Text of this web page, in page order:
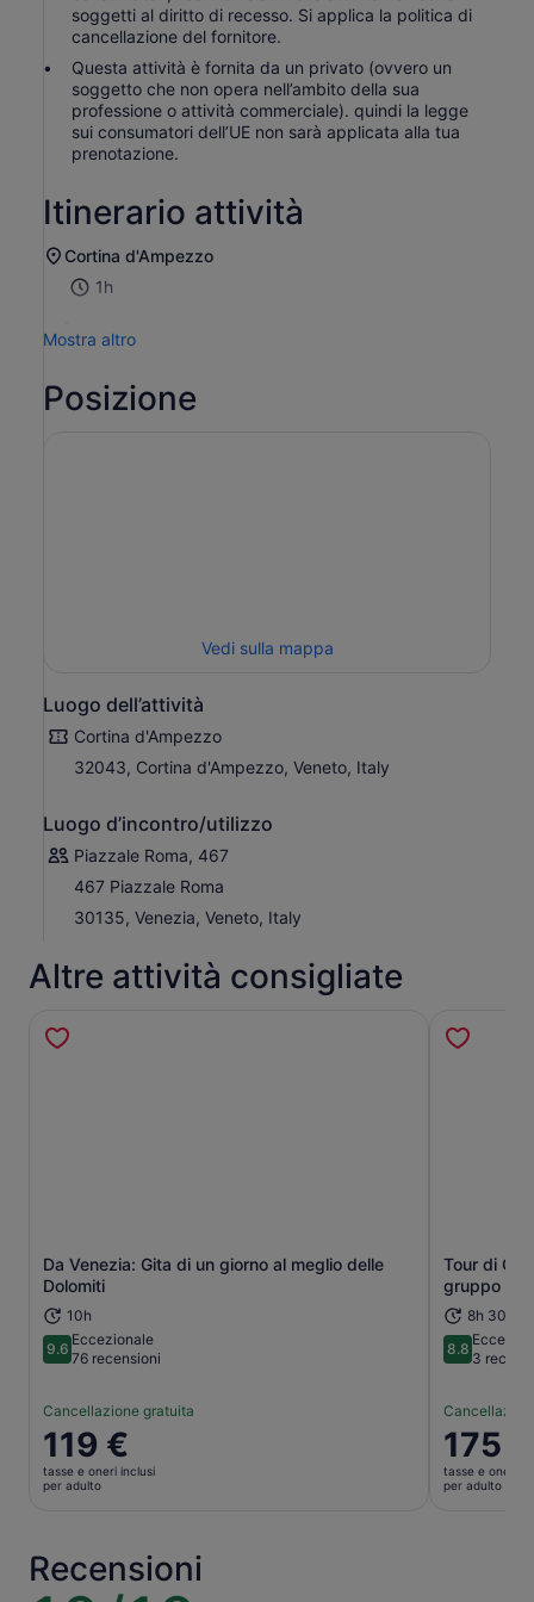
soggetti al diritto di recesso. Si applica la politica di
cancellazione del fornitore.
Questa attività è fornita da un privato (ovvero un
soggetto che non opera nell’ambito della sua
professione o attività commerciale). quindi la legge
sui consumatori dell’UE non sarà applicata alla tua
prenotazione.
Itinerario attività
Cortina d'Ampezzo
1h
Mostra altro
Posizione
Vedi sulla mappa
Luogo dell’attività
Cortina d'Ampezzo
32043, Cortina d'Ampezzo, Veneto, Italy
Luogo d’incontro/utilizzo
Piazzale Roma, 467
467 Piazzale Roma
30135, Venezia, Veneto, Italy
Altre attività consigliate
Da Venezia: Gita di un giorno al meglio delle
Dolomiti
10h
9.69.6 su 10
Eccezionale
76 recensioni
Cancellazione gratuita
Il
prezzo
è
adulto
119 €
tasse e oneri inclusi
per adulto
Apertura in una nuova scheda
Tour di
gruppo di
8h 30m
8.88.8 su 10
3
Il
prezzo
è
175 €
tasse e oneri
per adulto
Recensioni